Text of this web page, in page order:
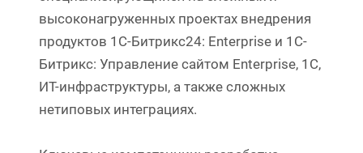
высоконагруженных проектах внедрения
продуктов 1С-Битрикс24: Enterprise и 1C-
Битрикс: Управление сайтом Enterprise, 1С,
ИТ-инфраструктуры, а также сложных
нетиповых интеграциях.